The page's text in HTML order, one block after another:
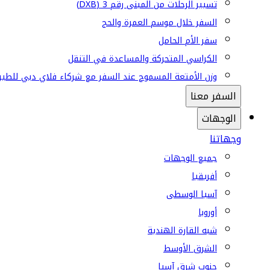
تسيير الرحلات من المبنى رقم 3 (DXB)
السفر خلال موسم العمرة والحج
سفر الأم الحامل
الكراسي المتحركة والمساعدة في التنقل
وزن الأمتعة المسموح عند السفر مع شركاء فلاي دبي
السفر معنا
الوجهات
وجهاتنا
جميع الوجهات
أفريقيا
آسيا الوسطى
أوروبا
شبه القارة الهندية
الشرق الأوسط
جنوب شرق آسيا